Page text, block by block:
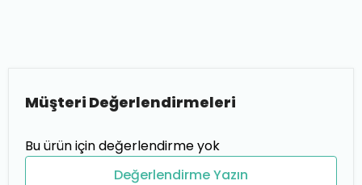
Müşteri Değerlendirmeleri
Bu ürün için değerlendirme yok
Değerlendirme Yazın